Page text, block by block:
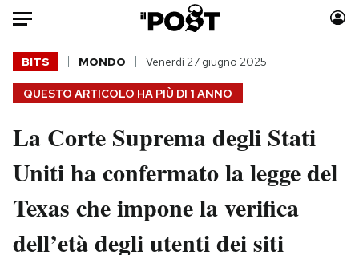
Auto
HOME
Italia
Politica
Tecnologia
Scienza
Moda
Consumismi
Storie/Idee
Media
QUESTO ARTICOLO HA PIÙ DI 1 ANNO
BITS MONDO Venerdì 27 giugno 2025
La Corte Suprema degli Stati
Uniti ha confermato la legge del
Texas che impone la verifica
dell’età degli utenti dei siti